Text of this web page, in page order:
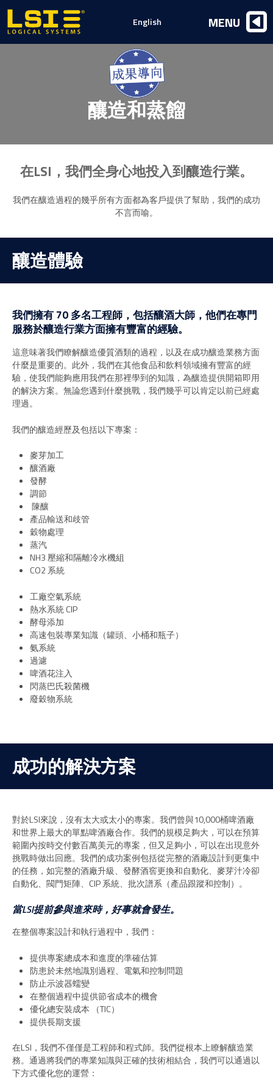
釀造和蒸餾
在LSI，我們全身心地投入到釀造行業。
我們在釀造過程的幾乎所有方面都為客戶提供了幫助，我們的成功
不言而喻。
釀造體驗
我們擁有 70 多名工程師，包括釀酒大師，他們在專門
服務於釀造行業方面擁有豐富的經驗。
這意味著我們瞭解釀造優質酒類的過程，以及在成功釀造業務方面
什麼是重要的。此外，我們在其他食品和飲料領域擁有豐富的經
驗，使我們能夠應用我們在那裡學到的知識，為釀造提供開箱即用
的解決方案。無論您遇到什麼挑戰，我們幾乎可以肯定以前已經處
理過。
我們的釀造經歷及包括以下專案：
麥芽加工
釀酒廠
發酵
調節
陳釀
產品輸送和歧管
穀物處理
蒸汽
NH3 壓縮和隔離冷水機組
CO2 系統
工廠空氣系統
熱水系統 CIP
酵母添加
高速包裝專業知識（罐頭、小桶和瓶子）
氨系統
過濾
啤酒花注入
閃蒸巴氏殺菌機
廢穀物系統
成功的解決方案
對於LSI來說，沒有太大或太小的專案。我們曾與10,000桶啤酒廠
和世界上最大的單點啤酒廠合作。我們的規模足夠大，可以在預算
範圍內按時交付數百萬美元的專案，但又足夠小，可以在出現意外
挑戰時做出回應。我們的成功案例包括從完整的酒廠設計到更集中
的任務，如完整的酒廠升級、發酵酒窖更換和自動化、麥芽汁冷卻
自動化、閥門矩陣、CIP 系統、批次譜系（產品跟蹤和控制）。
當LSI提前參與進來時，好事就會發生。
在整個專案設計和執行過程中，我們：
提供專案總成本和進度的準確估算
防患於未然地識別過程、電氣和控制問題
防止示波器蠕變
在整個過程中提供節省成本的機會
優化總安裝成本 （TIC）
提供長期支援
在LSI，我們不僅僅是工程師和程式師。我們從根本上瞭解釀造業
務。通過將我們的專業知識與正確的技術相結合，我們可以通過以
下方式優化您的運營：
Logical
Systems,
Inc
English MENU